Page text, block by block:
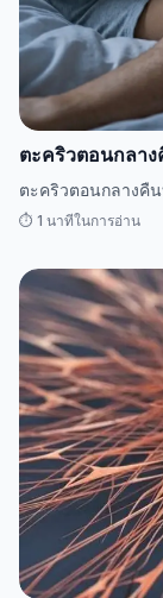
ตะคริวตอนกลา
ตะคริวตอนกลางคื
⏱️ 1 นาทีในการอ่าน